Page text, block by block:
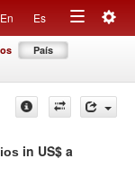
En Es
Toggle
País
in US$ a